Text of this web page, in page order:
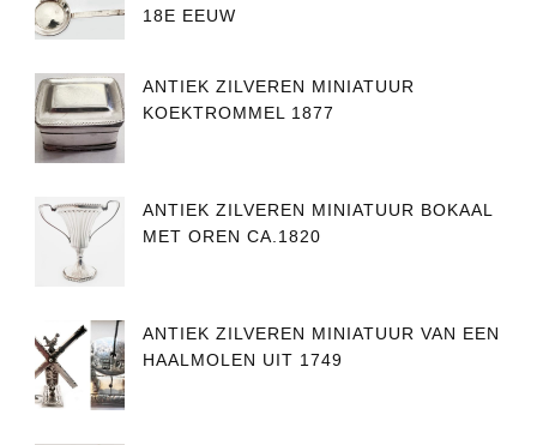
18E EEUW
ANTIEK ZILVEREN MINIATUUR
KOEKTROMMEL 1877
ANTIEK ZILVEREN MINIATUUR BOKAAL
MET OREN CA.1820
ANTIEK ZILVEREN MINIATUUR VAN EEN
HAALMOLEN UIT 1749